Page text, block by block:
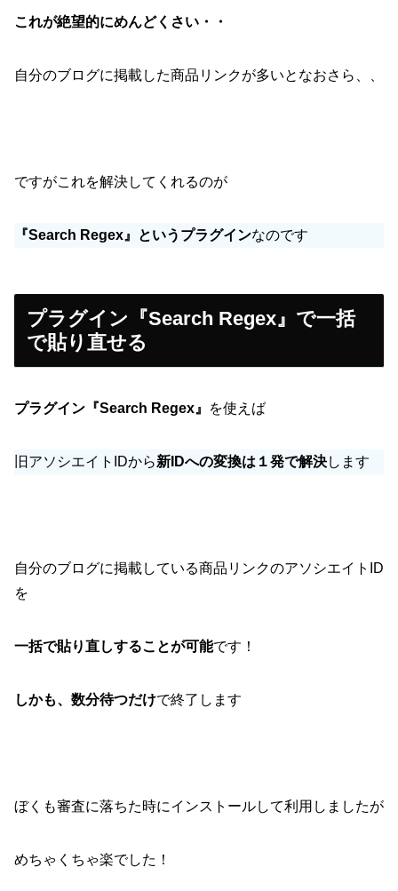
これが絶望的にめんどくさい・・
自分のブログに掲載した商品リンクが多いとなおさら、、
ですがこれを解決してくれるのが
『Search Regex』というプラグインなのです
プラグイン『Search Regex』で一括
で貼り直せる
プラグイン『Search Regex』 を使えば
旧アソシエイトIDから新IDへの変換は１発で解決します
自分のブログに掲載している商品リンクのアソシエイトID
を
一括で貼り直しすることが可能です！
しかも、数分待つだけで終了します
ぼくも審査に落ちた時にインストールして利用しましたが
めちゃくちゃ楽でした！